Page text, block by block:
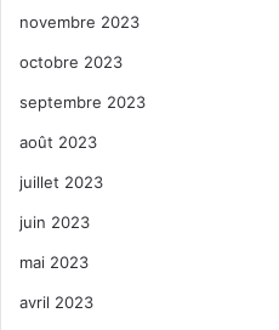
novembre 2023
octobre 2023
septembre 2023
août 2023
juillet 2023
juin 2023
mai 2023
avril 2023